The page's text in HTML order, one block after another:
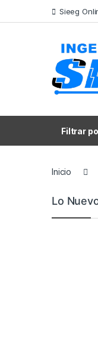
Sieeg
Filtrar
Inicio
Lo